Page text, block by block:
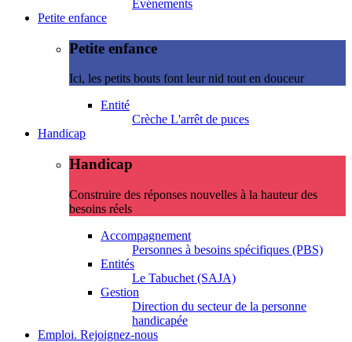
Evénements
Petite enfance
Petite enfance
Ici, les petits bouts font leur nid tout en douceur
Entité
Crèche L'arrêt de puces
Handicap
Handicap
Construire des réponses nouvelles à la hauteur des
besoins réels
Accompagnement
Personnes à besoins spécifiques (PBS)
Entités
Le Tabuchet (SAJA)
Gestion
Direction du secteur de la personne
handicapée
Emploi. Rejoignez-nous